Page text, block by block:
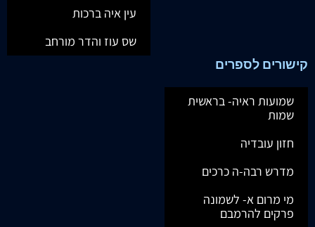
עין איה ברכות
שס עוז והדר מורחב
קישורים לספרים
שמועות ראיה- בראשית
שמות
חזון עובדיה
מדרש רבה-ה כרכים
מי מרום א- לשמונה
פרקים להרמבם